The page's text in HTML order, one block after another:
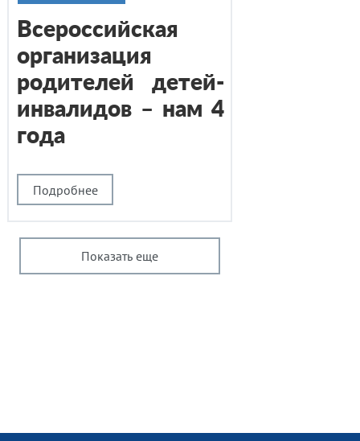
Подробнее
Всероссийская
организация
родителей детей-
инвалидов – нам 4
года
Показать еще